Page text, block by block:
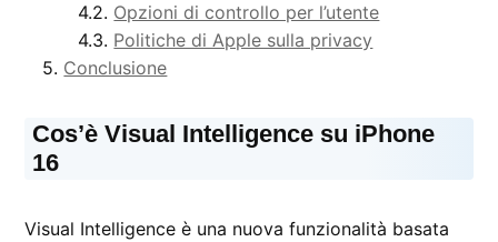
Opzioni di controllo per l’utente
Politiche di Apple sulla privacy
Conclusione
Cos’è Visual Intelligence su iPhone
16
Visual Intelligence è una nuova funzionalità basata